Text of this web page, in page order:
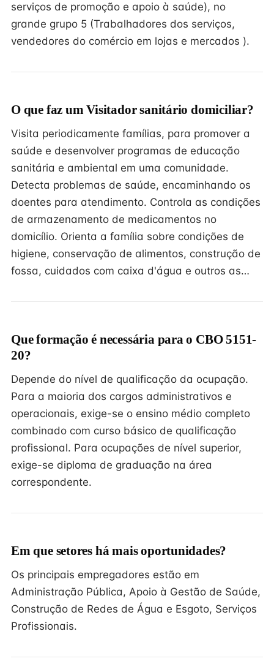
serviços de promoção e apoio à saúde), no
grande grupo 5 (Trabalhadores dos serviços,
vendedores do comércio em lojas e mercados ).
O que faz um Visitador sanitário domiciliar?
Visita periodicamente famílias, para promover a
saúde e desenvolver programas de educação
sanitária e ambiental em uma comunidade.
Detecta problemas de saúde, encaminhando os
doentes para atendimento. Controla as condições
de armazenamento de medicamentos no
domicílio. Orienta a família sobre condições de
higiene, conservação de alimentos, construção de
fossa, cuidados com caixa d'água e outros as…
Que formação é necessária para o CBO 5151-
20?
Depende do nível de qualificação da ocupação.
Para a maioria dos cargos administrativos e
operacionais, exige-se o ensino médio completo
combinado com curso básico de qualificação
profissional. Para ocupações de nível superior,
exige-se diploma de graduação na área
correspondente.
Em que setores há mais oportunidades?
Os principais empregadores estão em
Administração Pública, Apoio à Gestão de Saúde,
Construção de Redes de Água e Esgoto, Serviços
Profissionais.